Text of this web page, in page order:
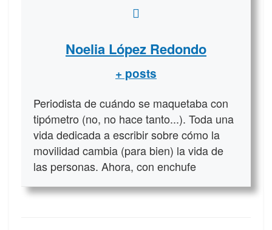
Noelia López Redondo
+ posts
Periodista de cuándo se maquetaba con
tipómetro (no, no hace tanto...). Toda una
vida dedicada a escribir sobre cómo la
movilidad cambia (para bien) la vida de
las personas. Ahora, con enchufe